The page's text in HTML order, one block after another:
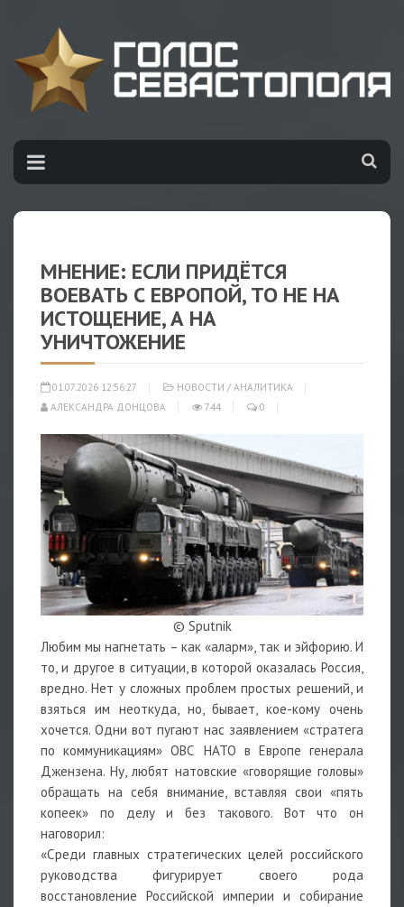
МНЕНИЕ: ЕСЛИ ПРИДЁТСЯ
ВОЕВАТЬ С ЕВРОПОЙ, ТО НЕ НА
ИСТОЩЕНИЕ, А НА
УНИЧТОЖЕНИЕ
01.07.2026 12:56:27 НОВОСТИ / АНАЛИТИКА
АЛЕКСАНДРА ДОНЦОВА
744 0
© Sputnik
Любим мы нагнетать – как «аларм», так и эйфорию. И
то, и другое в ситуации, в которой оказалась Россия,
вредно. Нет у сложных проблем простых решений, и
взяться им неоткуда, но, бывает, кое-кому очень
хочется. Одни вот пугают нас заявлением «стратега
по коммуникациям» ОВС НАТО в Европе генерала
Джензена. Ну, любят натовские «говорящие головы»
обращать на себя внимание, вставляя свои «пять
копеек» по делу и без такового. Вот что он
наговорил:
«Среди главных стратегических целей российского
руководства фигурирует своего рода
восстановление Российской империи и собирание